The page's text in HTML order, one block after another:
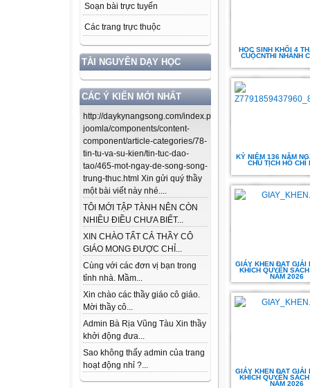
Soạn bài trực tuyến
Các trang trực thuộc
TÀI NGUYÊN DẠY HỌC
CÁC Ý KIẾN MỚI NHẤT
http://daykynangsong.com/index.php/using-
joomla/components/content-
component/article-categories/78-
tin-tu-va-su-kien/tin-tuc-dao-
tao/465-mot-ngay-de-song-song-
trung-thuc.html Xin gửi quý thầy
một bài viết này nhé....
TÔI MỚI TẬP TÀNH NÊN CÒN
NHIỀU ĐIỀU CHƯA BIẾT...
XIN CHÀO TẤT CẢ THẦY CÔ
GIÁO MONG ĐƯỢC CHỈ...
Cùng với các đơn vị bạn trong
tỉnh nhà. Mầm...
Xin chào các thầy giáo cô giáo.
Mời thầy cô...
Admin Bà Rịa Vũng Tàu Xin thầy
khởi động đưa...
Sao không thấy admin của trang
hoạt động nhỉ ?...
HỌC SINH KHỐI 4
CUỘCNTHI NHÀNH
KỶ NIỆM 136 NĂM
CHỦ TỊCH HỒ CHÍ
GIÁY KHEN ĐẠT GIẢI
KHÍCH QUYỂN
NĂM 2026
GIÁY KHEN ĐẠT GIẢI
KHÍCH QUYỂN
NĂM 2026